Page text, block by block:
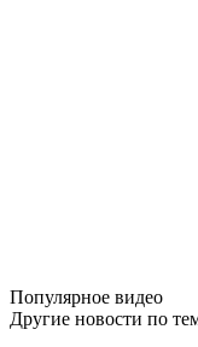
Популярное видео
Другие новости по